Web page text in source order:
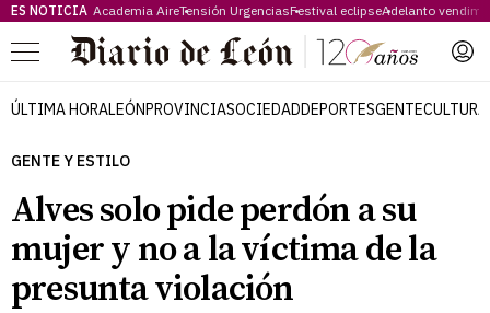
ES NOTICIA Academia AireTensión UrgenciasFestival eclipseAdelanto
Menú
ÚLTIMA HORALEÓNPROVINCIASOCIEDADDEPORTESGENTECULTURA
GENTE Y ESTILO
Alves solo pide perdón a su
mujer y no a la víctima de la
presunta violación